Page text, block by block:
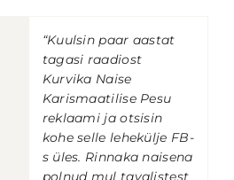
“Kuulsin paar aastat
tagasi raadiost
Kurvika Naise
Karismaatilise Pesu
reklaami ja otsisin
kohe selle lehekülje FB-
s üles. Rinnaka naisena
polnud mul tavalistest